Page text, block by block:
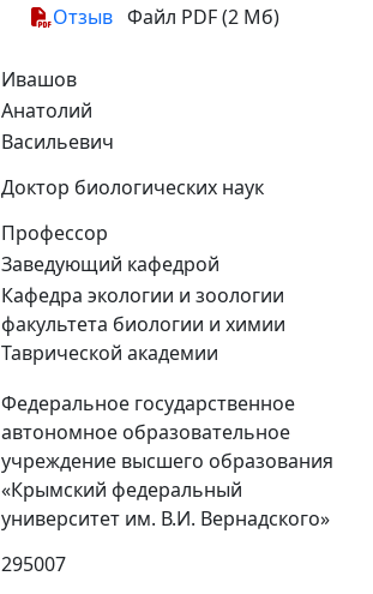
Отзыв Файл PDF (2 Мб)
Ивашов
Анатолий
Васильевич
Доктор биологических наук
Профессор
Заведующий кафедрой
Кафедра экологии и зоологии
факультета биологии и химии
Таврической академии
Федеральное государственное
автономное образовательное
учреждение высшего образования
«Крымский федеральный
университет им. В.И. Вернадского»
295007